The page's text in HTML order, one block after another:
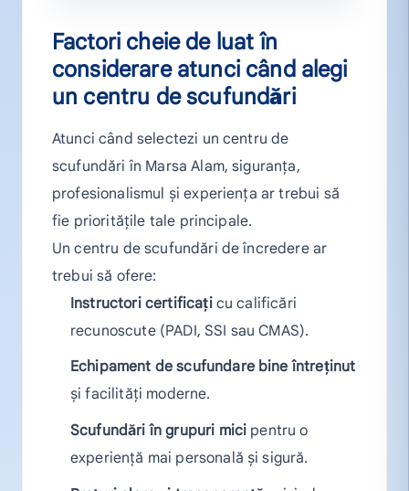
Factori cheie de luat în
considerare atunci când alegi
un centru de scufundări
Atunci când selectezi un centru de
scufundări în Marsa Alam, siguranța,
profesionalismul și experiența ar trebui să
fie prioritățile tale principale.
Un centru de scufundări de încredere ar
trebui să ofere:
Instructori certificațicu calificări
recunoscute (PADI, SSI sau CMAS).
Echipament de scufundare bine întreținut
și facilități moderne.
Scufundări în grupuri mici pentru o
experiență mai personală și sigură.